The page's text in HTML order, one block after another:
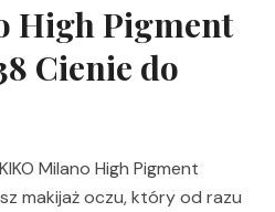
High Pigment
Cienie do
Milano High Pigment
makijaż oczu, który od razu